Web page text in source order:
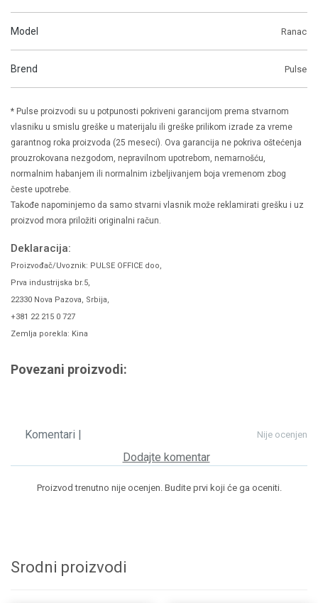
Model Ranac
Brend Pulse
* Pulse proizvodi su u potpunosti pokriveni garancijom prema stvarnom
vlasniku u smislu greške u materijalu ili greške prilikom izrade za vreme
garantnog roka proizvoda (25 meseci). Ova garancija ne pokriva oštećenja
prouzrokovana nezgodom, nepravilnom upotrebom, nemarnošću,
normalnim habanjem ili normalnim izbeljivanjem boja vremenom zbog
česte upotrebe.
Takođe napominjemo da samo stvarni vlasnik može reklamirati grešku i uz
proizvod mora priložiti originalni račun.
Deklaracija:
Proizvođač/Uvoznik: PULSE OFFICE doo,
Prva industrijska br.5,
22330 Nova Pazova, Srbija,
+381 22 215 0 727
Zemlja porekla: Kina
Povezani proizvodi:
Nije ocenjen
Komentari |
Dodajte komentar
Proizvod trenutno nije ocenjen. Budite prvi koji će ga oceniti.
Srodni proizvodi